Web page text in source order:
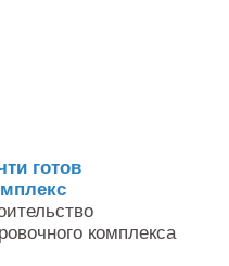
готов
комплекса